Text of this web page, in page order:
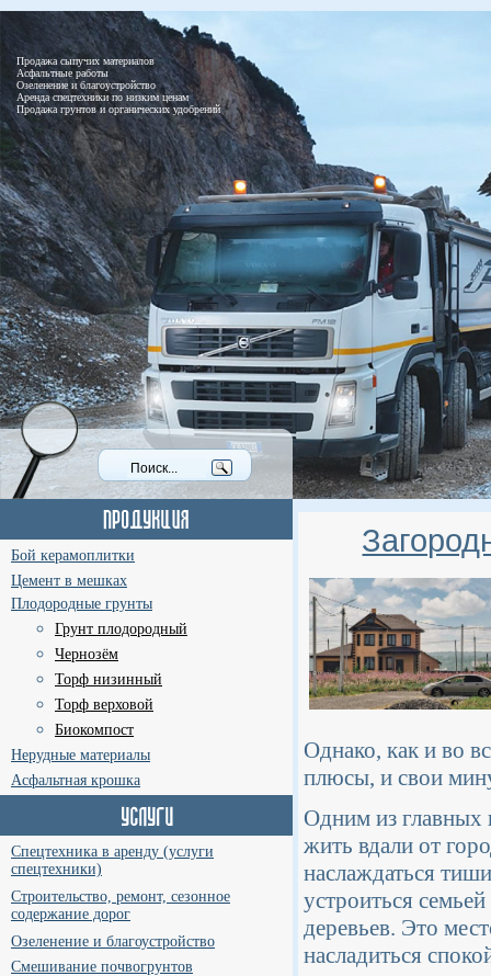
Продажа сыпучих материалов
Асфальтные работы
Озеленение и благоустройство
Аренда спецтехники по низким ценам
Продажа грунтов и органических удобрений
Бой керамоплитки
Цемент в мешках
Плодородные грунты
Грунт плодородный
Чернозём
Торф низинный
Торф верховой
Биокомпост
Нерудные материалы
Асфальтная крошка
Спецтехника в аренду (услуги
спецтехники)
Строительство, ремонт, сезонное
содержание дорог
Озеленение и благоустройство
Смешивание почвогрунтов
Однако, как и во
плюсы, и свои
Одним из главных
жить вдали от
наслаждаться
устроиться
деревьев. Это
насладиться